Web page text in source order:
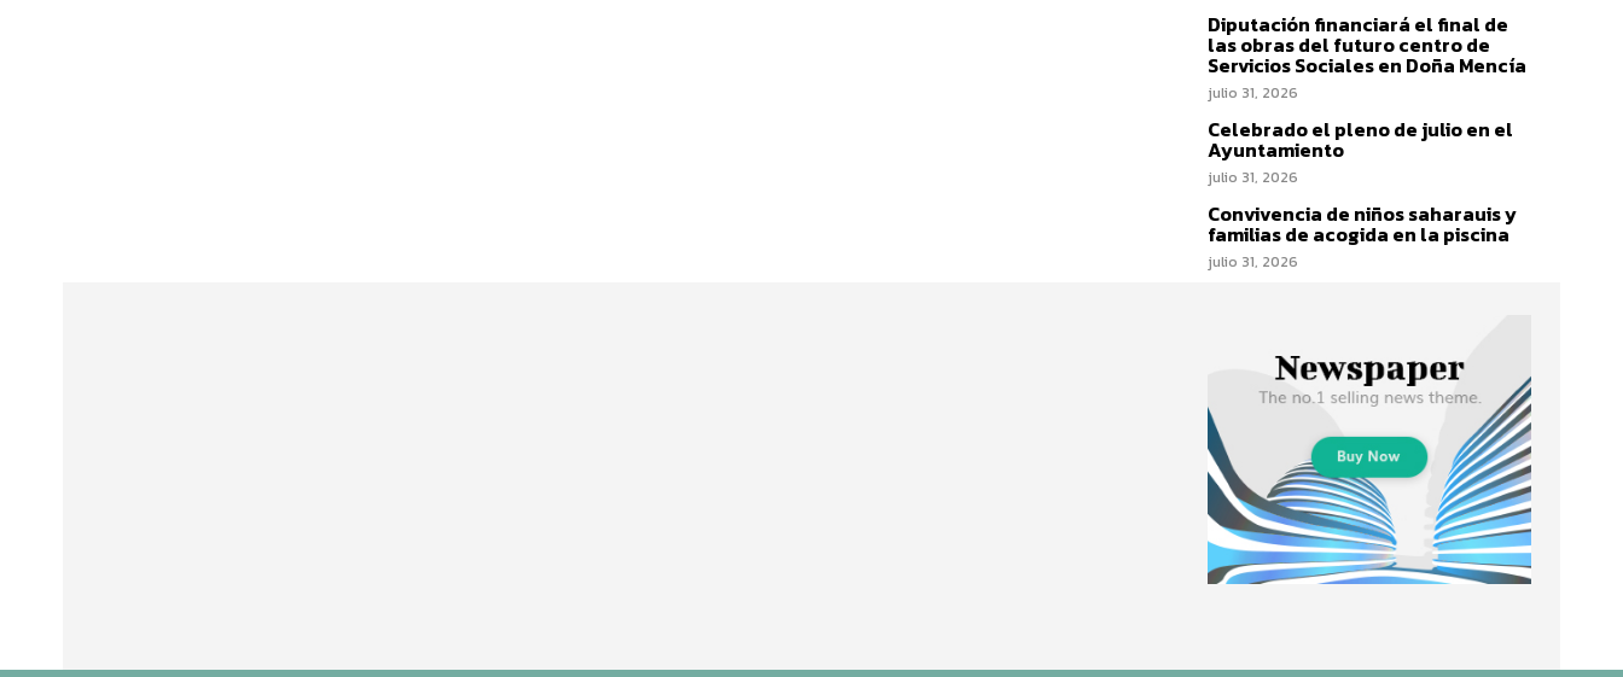
Diputación financiará el final de
las obras del futuro centro de
Servicios Sociales en Doña Mencía
julio 31, 2026
Celebrado el pleno de julio en el
Ayuntamiento
julio 31, 2026
Convivencia de niños saharauis y
familias de acogida en la piscina
julio 31, 2026